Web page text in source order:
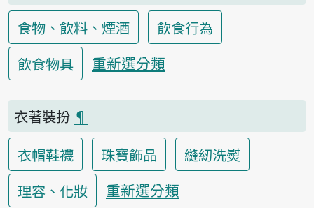
食物、飲料、煙酒
飲食行為
飲食物具
重新選分類
衣著裝扮 ¶
衣帽鞋襪
珠寶飾品
縫紉洗熨
理容、化妝
重新選分類